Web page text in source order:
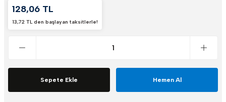
128,06 TL
13,72 TL den başlayan taksitlerle!
Sepete Ekle Hemen Al